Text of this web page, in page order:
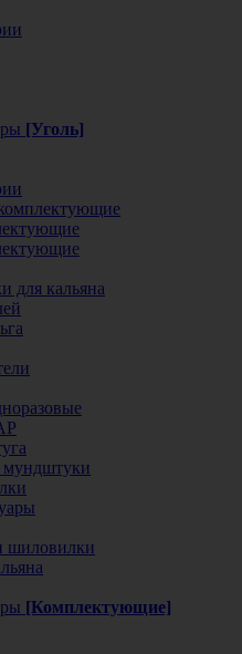
[Уголь]
для кальяна
мундштуки
шиловилки
[Комплектующие]